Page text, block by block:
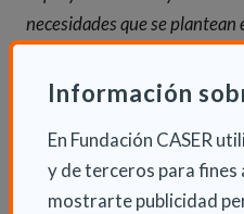
Información
En Fundación CASER
y de terceros para fines
mostrarte publicidad
necesidades que se
asistencia”.
LasAyudas al
resultado de la alianza
Ashoka.El jurado,